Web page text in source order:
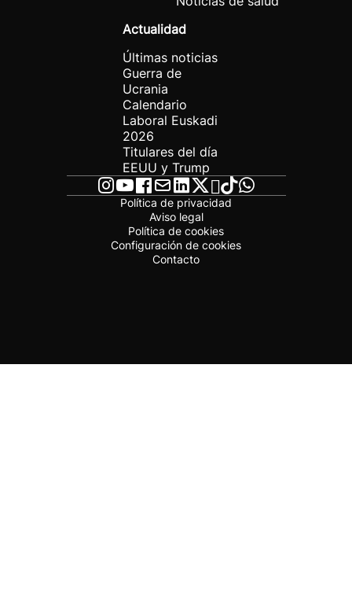
Actualidad
Últimas noticias
Guerra de
Ucrania
Calendario
Laboral Euskadi
2026
Titulares del día
EEUU y Trump
Política de privacidad
Aviso legal
Política de cookies
Configuración de cookies
Contacto